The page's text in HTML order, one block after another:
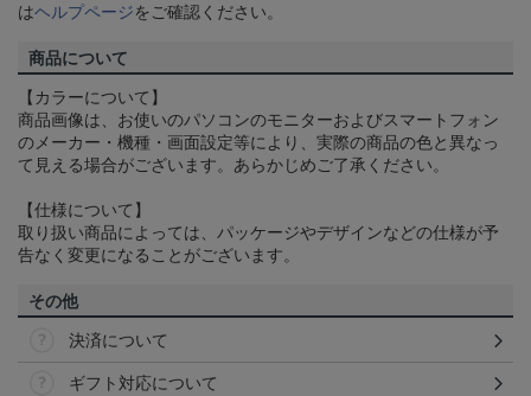
はヘルプページをご確認ください。
商品について
【カラーについて】
商品画像は、お使いのパソコンのモニターおよびスマートフォン
のメーカー・機種・画面設定等により、実際の商品の色と異なっ
て見える場合がございます。あらかじめご了承ください。
【仕様について】
取り扱い商品によっては、パッケージやデザインなどの仕様が予
告なく変更になることがございます。
その他
決済について
ギフト対応について